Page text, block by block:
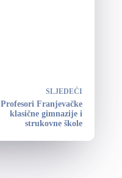
SLJEDEĆI
Profesori Franjevačke
klasične gimnazije i
strukovne škole